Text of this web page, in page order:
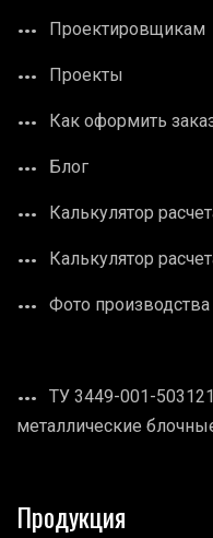
Проектировщикам
Проекты
Как оформить
Блог
Калькулятор
Калькулятор
Фото производства
ТУ 3449-001-
металлические
Продукция